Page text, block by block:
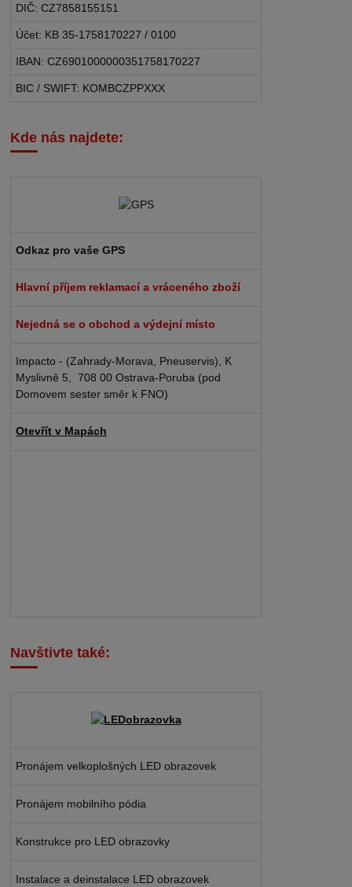
DIČ: CZ7858155151
Účet: KB 35-1758170227 / 0100
IBAN: CZ6901000000351758170227
BIC / SWIFT: KOMBCZPPXXX
Kde nás najdete:
Odkaz pro vaše GPS
Hlavní příjem reklamací a vráceného zboží
Nejedná se o obchod a výdejní místo
Impacto - (Zahrady-Morava, Pneuservis), K
Myslivně 5, 708 00 Ostrava-Poruba (pod
Domovem sester směr k FNO)
Otevřít v Mapách
Navštivte také:
Pronájem velkoplošných LED obrazovek
Pronájem mobilního pódia
Konstrukce pro LED obrazovky
Instalace a deinstalace LED obrazovek